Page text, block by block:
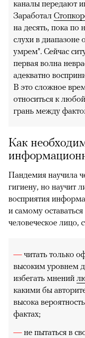
каналы передают
Заработал
на десять, пока по
слухи в диапазоне
умрем". Сейчас
первая волна
адекватно
В это сложное
относиться к
грань между
Как
Пандемия научила
гигиену, но научит
восприятия
и самому
человеческое лицо,
— читать только
высоким уровнем
избегать мнений
какими бы
высока
фактах;
— не пытаться в